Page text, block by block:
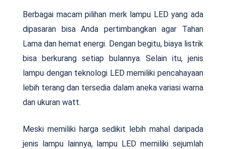
Berbagai macam pilihan merk lampu LED yang ada
dipasaran bisa Anda pertimbangkan agar Tahan
Lama dan hemat energi. Dengan begitu, biaya listrik
bisa berkurang setiap bulannya. Selain itu, jenis
lampu dengan teknologi LED memiliki pencahayaan
lebih terang dan tersedia dalam aneka variasi warna
dan ukuran watt.
Meski memiliki harga sedikit lebih mahal daripada
jenis lampu lainnya, lampu LED memiliki sejumlah